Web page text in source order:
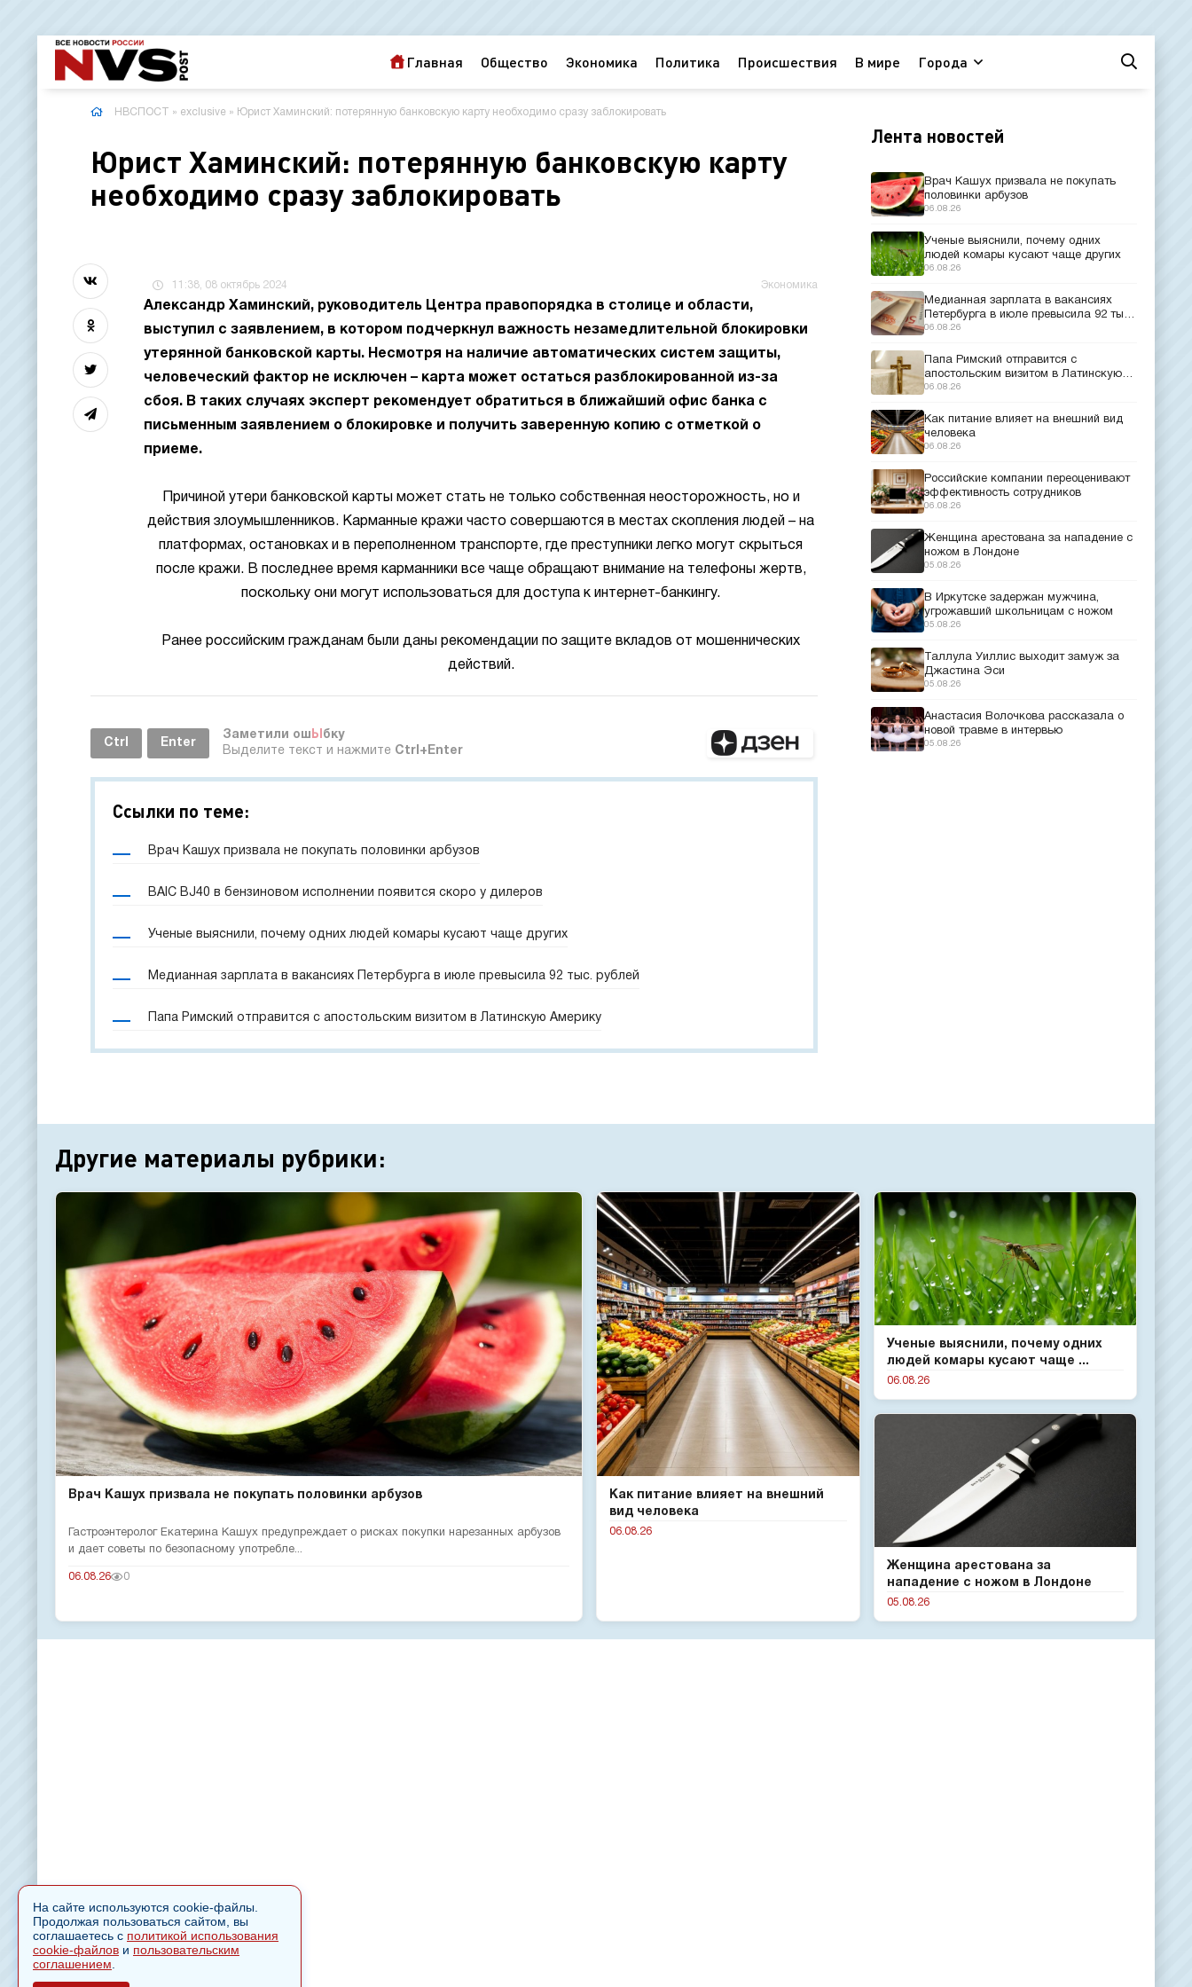
Главная Общество Экономика Политика Происшествия В мире Города
НВСПОСТ » exclusive » Юрист Хаминский: потерянную банковскую карту необходимо сразу заблокировать
Юрист Хаминский: потерянную банковскую карту
необходимо сразу заблокировать
11:38, 08 октябрь 2024 Экономика
Александр Хаминский, руководитель Центра правопорядка в столице и области,
выступил с заявлением, в котором подчеркнул важность незамедлительной блокировки
утерянной банковской карты. Несмотря на наличие автоматических систем защиты,
человеческий фактор не исключен – карта может остаться разблокированной из-за
сбоя. В таких случаях эксперт рекомендует обратиться в ближайший офис банка с
письменным заявлением о блокировке и получить заверенную копию с отметкой о
приеме.
Причиной утери банковской карты может стать не только собственная неосторожность, но и
действия злоумышленников. Карманные кражи часто совершаются в местах скопления людей – на
платформах, остановках и в переполненном транспорте, где преступники легко могут скрыться
после кражи. В последнее время карманники все чаще обращают внимание на телефоны жертв,
поскольку они могут использоваться для доступа к интернет-банкингу.
Ранее российским гражданам были даны рекомендации по защите вкладов от мошеннических
действий.
Ctrl Enter
Заметили ош Ы бку
Выделите текст и нажмите Ctrl+Enter
Ссылки по теме:
Врач Кашух призвала не покупать половинки арбузов
BAIC BJ40 в бензиновом исполнении появится скоро у дилеров
Ученые выяснили, почему одних людей комары кусают чаще других
Медианная зарплата в вакансиях Петербурга в июле превысила 92 тыс. рублей
Папа Римский отправится с апостольским визитом в Латинскую Америку
Лента новостей
Врач Кашух призвала не покупать
половинки арбузов
06.08.26
Ученые выяснили, почему одних
людей комары кусают чаще других
06.08.26
Медианная зарплата в вакансиях
Петербурга в июле превысила 92 тыс.
рублей
06.08.26
Папа Римский отправится с
апостольским визитом в Латинскую
Америку
06.08.26
Как питание влияет на внешний вид
человека
06.08.26
Российские компании переоценивают
эффективность сотрудников
06.08.26
Женщина арестована за нападение с
ножом в Лондоне
05.08.26
В Иркутске задержан мужчина,
угрожавший школьницам с ножом
05.08.26
Таллула Уиллис выходит замуж за
Джастина Эси
05.08.26
Анастасия Волочкова рассказала о
новой травме в интервью
05.08.26
Другие материалы рубрики:
Врач Кашух призвала не покупать половинки арбузов
Гастроэнтеролог Екатерина Кашух предупреждает о рисках покупки нарезанных арбузов
и дает советы по безопасному употребле...
06.08.26 0
Ученые выяснили, почему одних
людей комары кусают чаще ...
06.08.26
Как питание влияет на внешний
вид человека
06.08.26
Женщина арестована за
нападение с ножом в Лондоне
05.08.26
На сайте используются cookie-файлы.
Продолжая пользоваться сайтом, вы
соглашаетесь с политикой использования
cookie-файлов и пользовательским
соглашением